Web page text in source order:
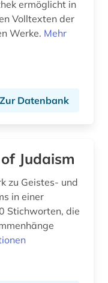
ermöglicht in
Volltexten der
Werke. Mehr
Zur Datenbank
Judaism
zu Geistes- und
in einer
Stichworten, die